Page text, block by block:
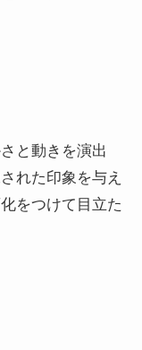
と動きを演出
れた印象を与え
をつけて目立た